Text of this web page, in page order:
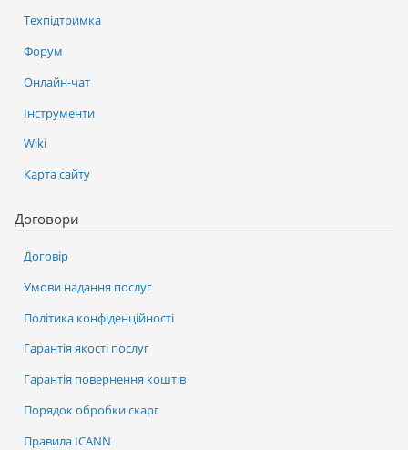
Техпідтримка
Форум
Онлайн-чат
Інструменти
Wiki
Карта сайту
Договори
Договір
Умови надання послуг
Політика конфіденційності
Гарантія якості послуг
Гарантія повернення коштів
Порядок обробки скарг
Правила ICANN